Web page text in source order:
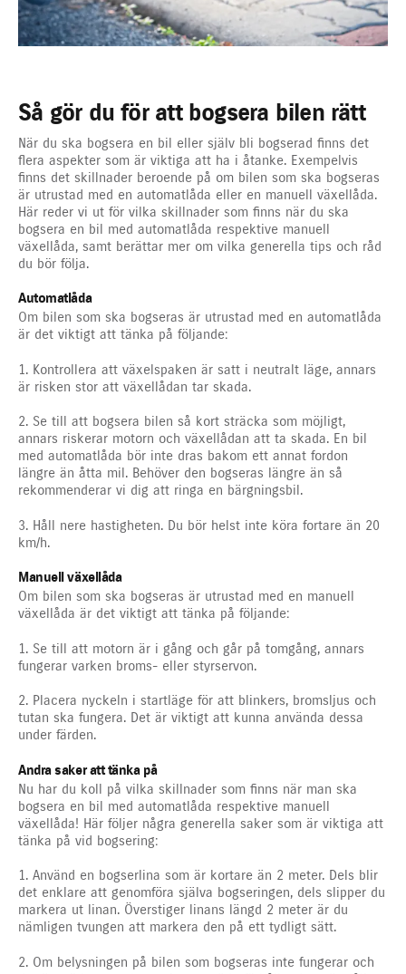
Så gör du för att bogsera bilen rätt
När du ska bogsera en bil eller själv bli bogserad finns det
flera aspekter som är viktiga att ha i åtanke. Exempelvis
finns det skillnader beroende på om bilen som ska bogseras
är utrustad med en automatlåda eller en manuell växellåda.
Här reder vi ut för vilka skillnader som finns när du ska
bogsera en bil med automatlåda respektive manuell
växellåda, samt berättar mer om vilka generella tips och råd
du bör följa.
Automatlåda
Om bilen som ska bogseras är utrustad med en automatlåda
är det viktigt att tänka på följande:
1. Kontrollera att växelspaken är satt i neutralt läge, annars
är risken stor att växellådan tar skada.
2. Se till att bogsera bilen så kort sträcka som möjligt,
annars riskerar motorn och växellådan att ta skada. En bil
med automatlåda bör inte dras bakom ett annat fordon
längre än åtta mil. Behöver den bogseras längre än så
rekommenderar vi dig att ringa en bärgningsbil.
3. Håll nere hastigheten. Du bör helst inte köra fortare än 20
km/h.
Manuell växellåda
Om bilen som ska bogseras är utrustad med en manuell
växellåda är det viktigt att tänka på följande:
1. Se till att motorn är i gång och går på tomgång, annars
fungerar varken broms- eller styrservon.
2. Placera nyckeln i startläge för att blinkers, bromsljus och
tutan ska fungera. Det är viktigt att kunna använda dessa
under färden.
Andra saker att tänka på
Nu har du koll på vilka skillnader som finns när man ska
bogsera en bil med automatlåda respektive manuell
växellåda! Här följer några generella saker som är viktiga att
tänka på vid bogsering:
1. Använd en bogserlina som är kortare än 2 meter. Dels blir
det enklare att genomföra själva bogseringen, dels slipper du
markera ut linan. Överstiger linans längd 2 meter är du
nämligen tvungen att markera den på ett tydligt sätt.
2. Om belysningen på bilen som bogseras inte fungerar och